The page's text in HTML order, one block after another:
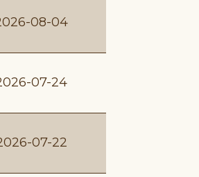
08-04
07-24
07-22